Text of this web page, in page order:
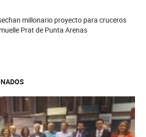
millonario proyecto para cruceros
Prat de Punta Arenas